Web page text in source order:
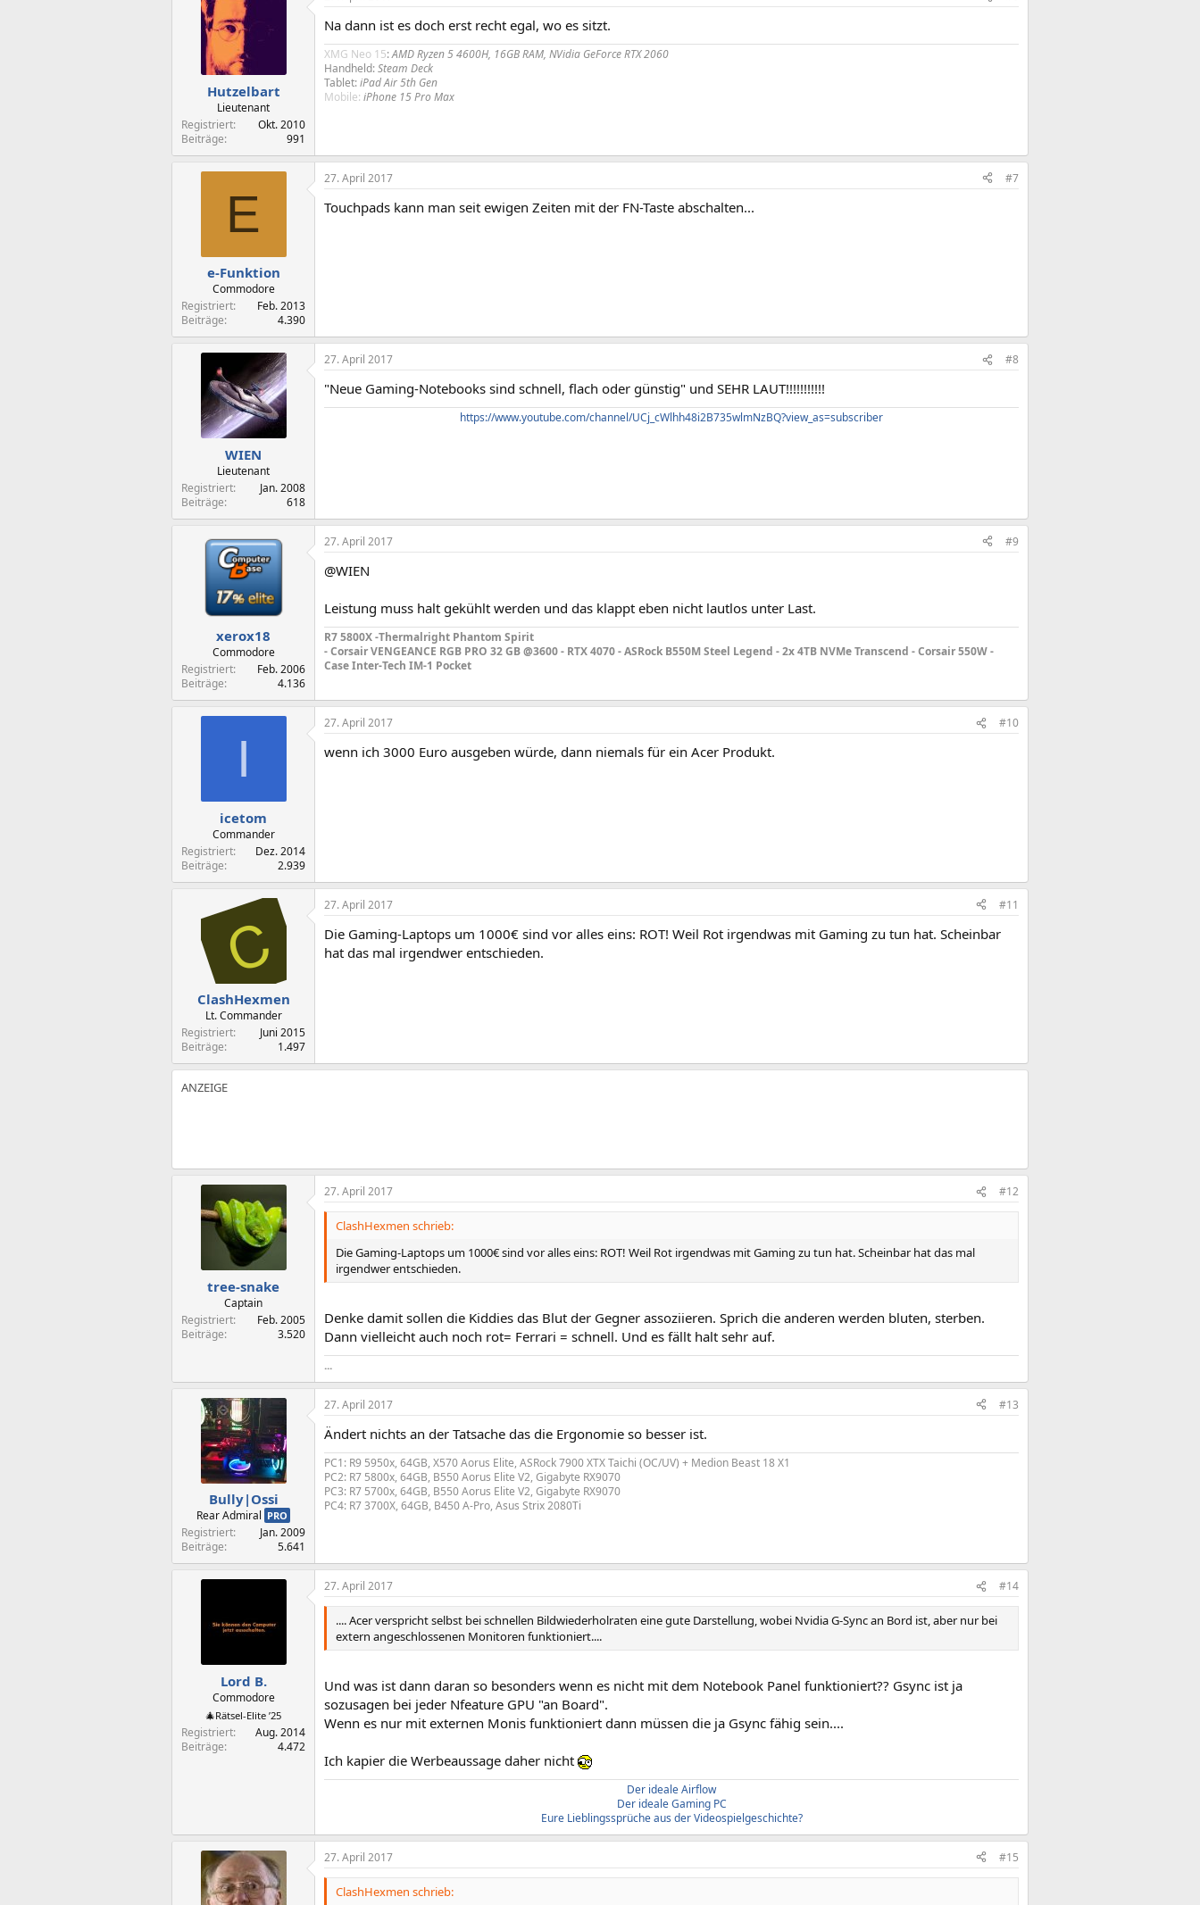
Hutzelbart
Lieutenant
Registriert
Okt. 2010
Beiträge
991
Na dann ist es doch erst recht egal, wo es sitzt.
XMG Neo 15:AMD Ryzen 5 4600H, 16GB RAM, NVidia GeForce RTX 2060
Handheld:Steam Deck
Tablet:iPad Air 5th Gen
Mobile: iPhone 15 Pro Max
E
e-Funktion
Commodore
Registriert
Feb. 2013
Beiträge
4.390
27. April 2017 #7
Touchpads kann man seit ewigen Zeiten mit der FN-Taste abschalten...
WIEN
Lieutenant
Registriert
Jan. 2008
Beiträge
618
27. April 2017 #8
"Neue Gaming-Notebooks sind schnell, flach oder günstig" und SEHR LAUT!!!!!!!!!!!
https://www.youtube.com/channel/UCj_cWlhh48i2B735wlmNzBQ?view_as=subscriber
xerox18
Commodore
Registriert
Feb. 2006
Beiträge
4.136
27. April 2017 #9
@WIEN
Leistung muss halt gekühlt werden und das klappt eben nicht lautlos unter Last.
R7 5800X -Thermalright Phantom Spirit
- Corsair VENGEANCE RGB PRO 32 GB @3600 - RTX 4070 - ASRock B550M Steel Legend - 2x 4TB NVMe Transcend - Corsair 550W -
CaseInter-Tech IM-1 Pocket
I
icetom
Commander
Registriert
Dez. 2014
Beiträge
2.939
27. April 2017 #10
wenn ich 3000 Euro ausgeben würde, dann niemals für ein Acer Produkt.
ClashHexmen
Lt. Commander
Registriert
Juni 2015
Beiträge
1.497
27. April 2017 #11
Die Gaming-Laptops um 1000€ sind vor alles eins: ROT! Weil Rot irgendwas mit Gaming zu tun hat. Scheinbar
hat das mal irgendwer entschieden.
tree-snake
Captain
Registriert
Feb. 2005
Beiträge
3.520
27. April 2017 #12
ClashHexmen schrieb:
Die Gaming-Laptops um 1000€ sind vor alles eins: ROT! Weil Rot irgendwas mit Gaming zu tun hat. Scheinbar hat das mal
irgendwer entschieden.
Denke damit sollen die Kiddies das Blut der Gegner assoziieren. Sprich die anderen werden bluten, sterben.
Dann vielleicht auch noch rot= Ferrari = schnell. Und es fällt halt sehr auf.
...
Bully|Ossi
Rear Admiral PRO
Registriert
Jan. 2009
Beiträge
5.641
27. April 2017 #13
Ändert nichts an der Tatsache das die Ergonomie so besser ist.
PC1: R9 5950x, 64GB, X570 Aorus Elite, ASRock 7900 XTX Taichi (OC/UV) + Medion Beast 18 X1
PC2: R7 5800x, 64GB, B550 Aorus Elite V2, Gigabyte RX9070
PC3: R7 5700x, 64GB, B550 Aorus Elite V2, Gigabyte RX9070
PC4: R7 3700X, 64GB, B450 A-Pro, Asus Strix 2080Ti
Lord B.
Commodore
🎄Rätsel-Elite ’25
Registriert
Aug. 2014
Beiträge
4.472
27. April 2017 #14
.... Acer verspricht selbst bei schnellen Bildwiederholraten eine gute Darstellung, wobei Nvidia G-Sync an Bord ist, aber nur bei
extern angeschlossenen Monitoren funktioniert....
Und was ist dann daran so besonders wenn es nicht mit dem Notebook Panel funktioniert?? Gsync ist ja
sozusagen bei jeder Nfeature GPU "an Board".
Wenn es nur mit externen Monis funktioniert dann müssen die ja Gsync fähig sein....
Ich kapier die Werbeaussage daher nicht
Der ideale Airflow
Der ideale Gaming PC
Eure Lieblingssprüche aus der Videospielgeschichte?
27. April 2017 #15
ClashHexmen schrieb: